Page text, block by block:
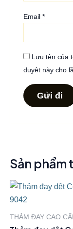
Email*
Lưu tên của
duyệt này cho
Sản phẩm
THẢM ĐAY CAO